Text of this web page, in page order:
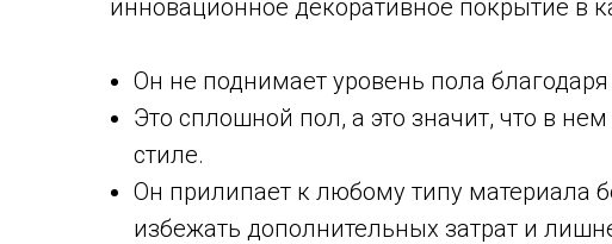
инновационное декоративное покрытие в
Он не поднимает уровень пола
Это сплошной пол, а это значит, что в
стиле.
Он прилипает к любому типу материала
избежать дополнительных затрат и